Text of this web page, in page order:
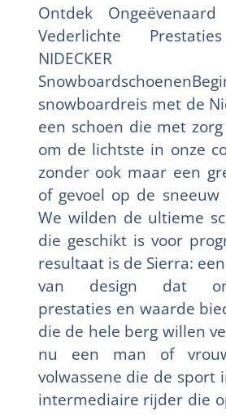
Ontdek
Vederlichte
snowboardreis met de
een schoen die met
om de lichtste in onze
zonder ook maar een
of gevoel op de
We wilden de ultieme
die geschikt is voor
resultaat is de Sierra:
van design dat
prestaties en waarde
die de hele berg willen
nu een man of
volwassene die de sport
intermediaire rijder die